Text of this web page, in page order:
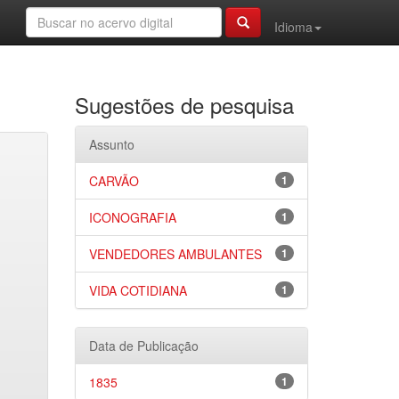
Idioma
Sugestões de pesquisa
Assunto
1
CARVÃO
1
ICONOGRAFIA
1
VENDEDORES AMBULANTES
1
VIDA COTIDIANA
Data de Publicação
1
1835